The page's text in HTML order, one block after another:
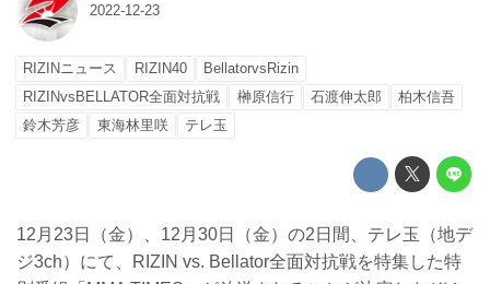
2022-12-23
RIZINニュース RIZIN40
BellatorvsRizin
RIZINvsBELLATOR全面対抗戦
榊原信行 石渡伸太郎
柏木信吾
鈴木芳彦
東海林里咲 テレ玉
12月23日（金）、12月30日（金）の2日間、テレ玉（地デ
ジ3ch）にて、RIZIN vs. Bellator全面対抗戦を特集した特